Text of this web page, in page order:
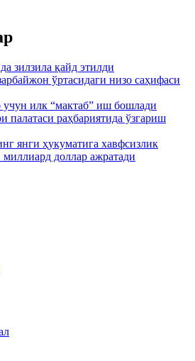
зилзила қайд этилди
ўртасидаги низо саҳифаси
учун илк “мактаб” иш бошлади
палатаси раҳбариятида ўзгариш
янги ҳукуматига хавфсизлик
миллиард доллар ажратади